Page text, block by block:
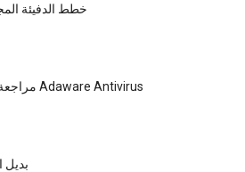
11 خطط الدفيئة
مراجعة برنامج Adaware Antivirus
بديل